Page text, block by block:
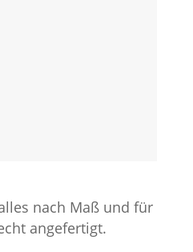
nach Maß und für
angefertigt.